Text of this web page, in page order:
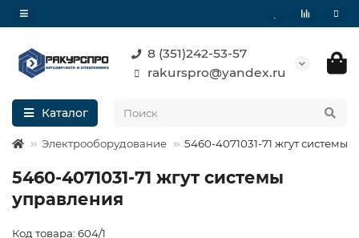
8 (351)242-53-57
rakurspro@yandex.ru
Каталог
Электрооборудование 5460-4071031-71 жгут системы
5460-4071031-71 жгут системы
управления
Код товара: 604/1